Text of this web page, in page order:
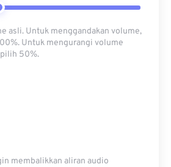
asli. Untuk menggandakan volume,
Untuk mengurangi volume
50%.
membalikkan aliran audio